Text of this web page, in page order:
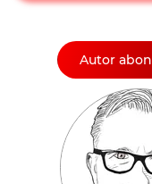
Autor